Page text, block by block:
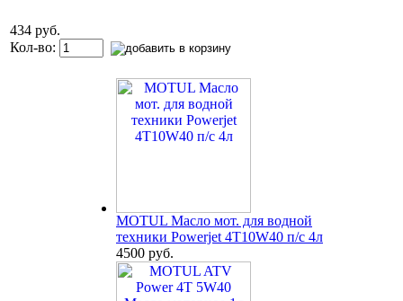
434 руб.
Кол-во:
MOTUL Масло мот. для водной
техники Powerjet 4T10W40 п/с 4л
4500 руб.